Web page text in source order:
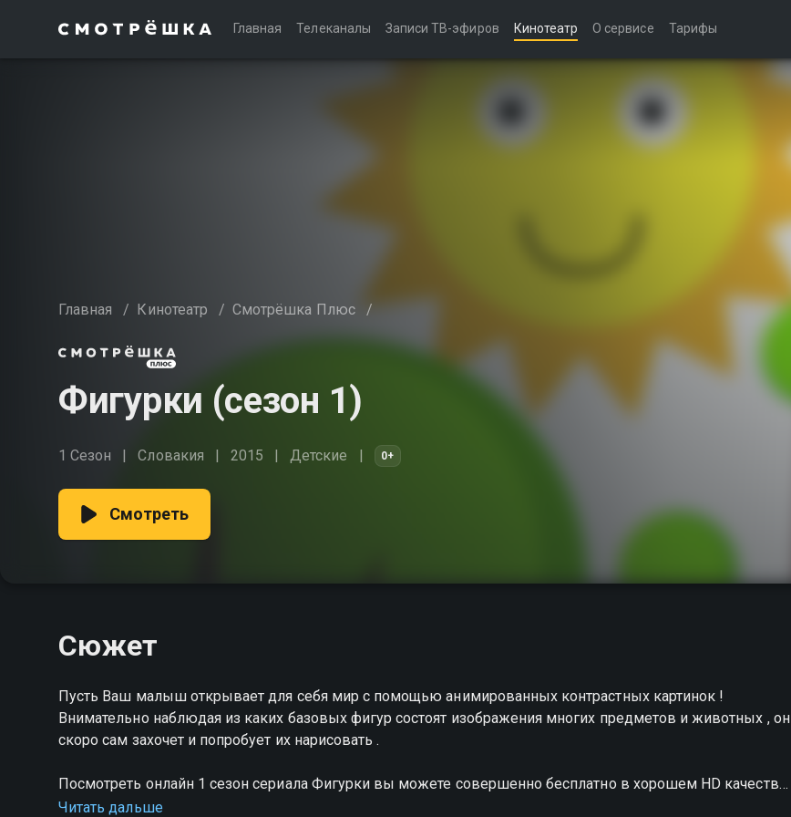
Главная Телеканалы Записи ТВ-эфиров Кинотеатр О сервисе Тарифы
Главная / Кинотеатр / Смотрёшка Плюс /
Фигурки (сезон 1)
1 Сезон Словакия 2015 Детские 0+
Смотреть
Сюжет
Пусть Ваш малыш открывает для себя мир с помощью анимированных контрастных картинок !
Внимательно наблюдая из каких базовых фигур состоят изображения многих предметов и животных , он
скоро сам захочет и попробует их нарисовать .
Посмотреть онлайн 1 сезон сериала Фигурки вы можете совершенно бесплатно в хорошем HD качестве
на Смотрёшке
Читать дальше